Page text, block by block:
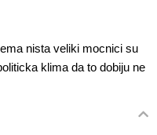
nista veliki mocnici su
klima da to dobiju ne